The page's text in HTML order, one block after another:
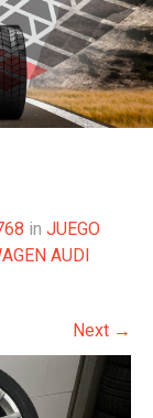
in JUEGO
AUDI
Next →